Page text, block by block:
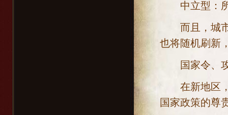
中立型：所
而且，城市
也将随机刷新
国家令、攻
在新地区，
国家政策的尊